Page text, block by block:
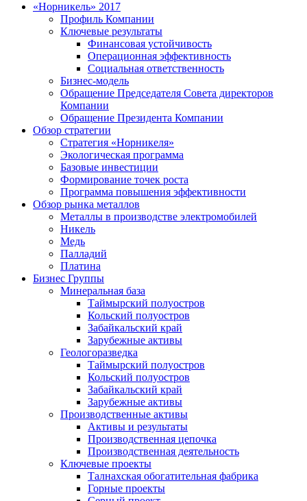
«Норникель» 2017
Профиль Компании
Ключевые результаты
Финансовая устойчивость
Операционная эффективность
Социальная ответственность
Бизнес-модель
Обращение Председателя Совета директоров
Компании
Обращение Президента Компании
Обзор стратегии
Стратегия «Норникеля»
Экологическая программа
Базовые инвестиции
Формирование точек роста
Программа повышения эффективности
Обзор рынка металлов
Металлы в производстве электромобилей
Никель
Медь
Палладий
Платина
Бизнес Группы
Минеральная база
Таймырский полуостров
Кольский полуостров
Забайкальский край
Зарубежные активы
Геологоразведка
Таймырский полуостров
Кольский полуостров
Забайкальский край
Зарубежные активы
Производственные активы
Активы и результаты
Производственная цепочка
Производственная деятельность
Ключевые проекты
Талнахская обогатительная фабрика
Горные проекты